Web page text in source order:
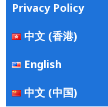
Privacy Policy
中文 (香港)
English
中文 (中国)